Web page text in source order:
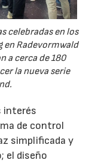
celebradas en los
en Radevormwald
a cerca de 180
la nueva serie
interés
de control
simplificada y
el diseño